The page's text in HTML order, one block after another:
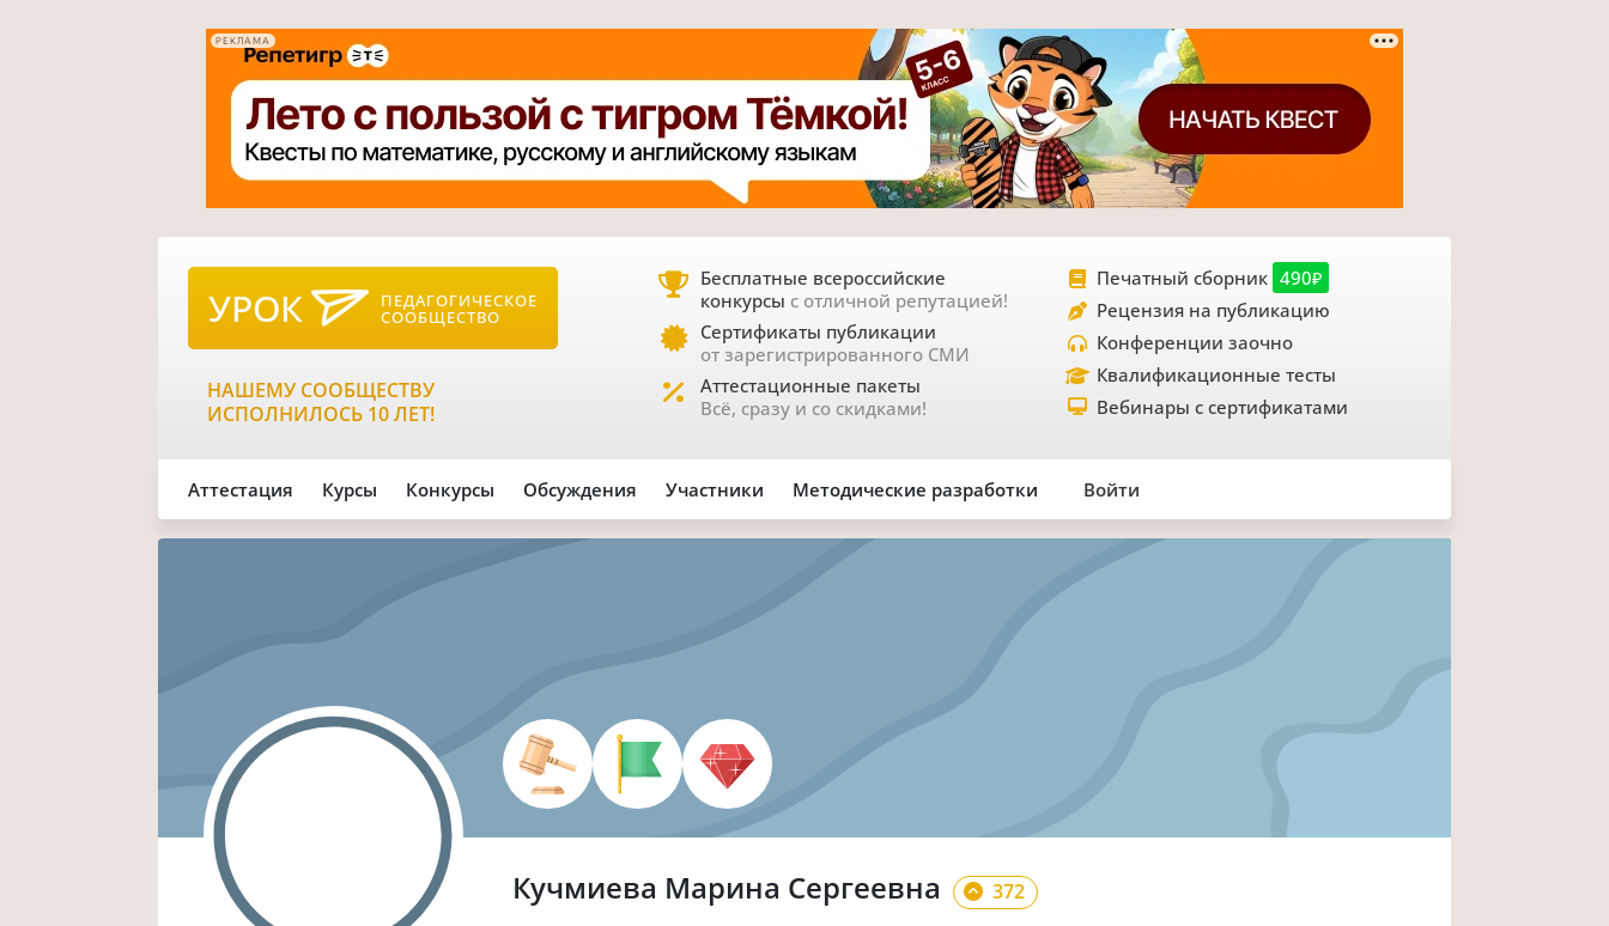
РЕКЛАМА
УРОК ПЕДАГОГИЧЕСКОЕ
СООБЩЕСТВО
НАШЕМУ СООБЩЕСТВУ
ИСПОЛНИЛОСЬ 10 ЛЕТ!
Бесплатные всероссийские
конкурсы с отличной репутацией!
Сертификаты публикации
от зарегистрированного СМИ
Аттестационные пакеты
Всё, сразу и со скидками!
Печатный сборник 490₽
Рецензия на публикацию
Конференции заочно
Квалификационные тесты
Вебинары с сертификатами
Аттестация Курсы Конкурсы Обсуждения Участники Методические разработки Войти
Кучмиева Марина Сергеевна
372